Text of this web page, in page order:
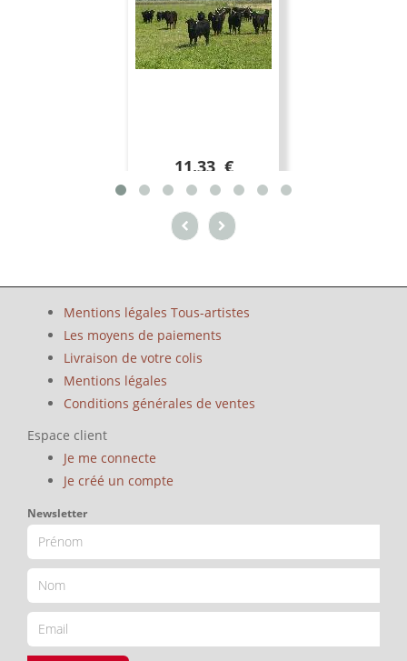
11.33 €
Mentions légales Tous-artistes
Les moyens de paiements
Livraison de votre colis
Mentions légales
Conditions générales de ventes
Espace client
Je me connecte
Je créé un compte
Newsletter